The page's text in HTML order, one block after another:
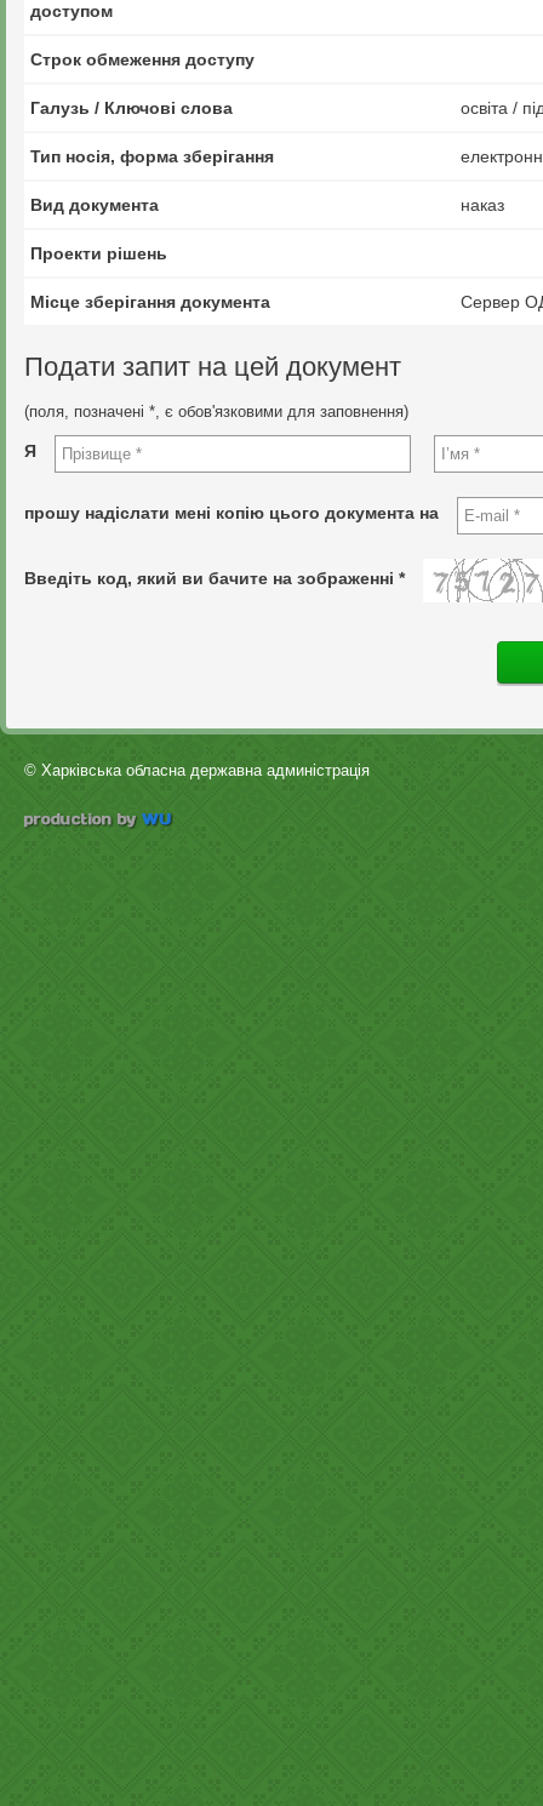
доступом
Строк обмеження доступу
Галузь / Ключові слова освіта /
Тип носія, форма зберігання
Вид документа наказ
Проекти рішень
Місце зберігання документа Сервер
Подати запит на цей документ
(поля, позначені *, є обов'язковими для заповнення)
Я
прошу надіслати мені копію цього документа на
Введіть код, який ви бачите на зображенні *
© Харківська обласна державна админістрація